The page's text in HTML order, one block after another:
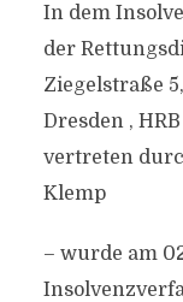
In dem
der
Ziegelstraße
Dresden ,
vertreten
Klemp
– wurde am